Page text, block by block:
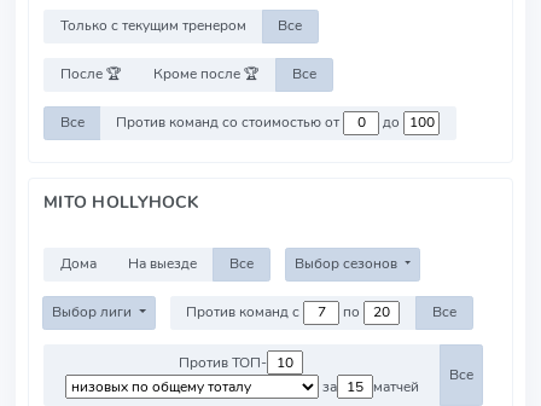
Только с текущим тренером Все
После 🏆 Кроме после 🏆 Все
Все Против команд со стоимостью от до
MITO HOLLYHOCK
Дома На выезде Все Выбор сезонов
Выбор лиги Против команд с по Все
Против ТОП-
за
матчей
Все